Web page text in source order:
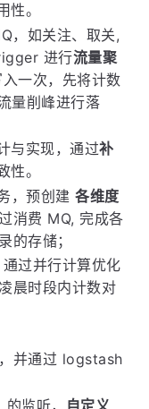
。
，如关注、取关,
进行流量聚
一次，先将计数
量削峰进行落
与实现，通过补
。
，预创建各维度
消费 MQ, 完成各
的存储；
通过并行计算优化
晨时段内计数对
并通过 logstash